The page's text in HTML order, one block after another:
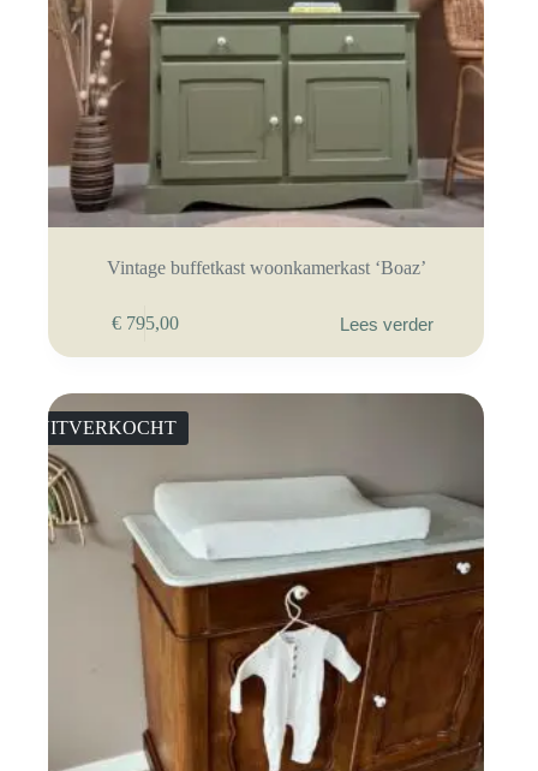
Vintage buffetkast woonkamerkast ‘Boaz’
€795,00 Lees verder
UITVERKOCHT